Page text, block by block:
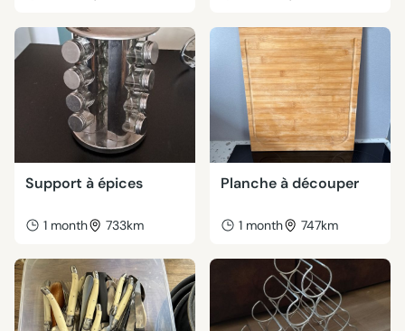
Support à épices
1 month 733km
Planche à découper
1 month 747km